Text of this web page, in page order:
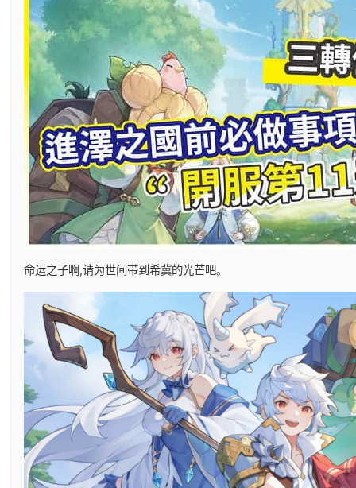
命运之子啊,请为世间带到希冀的光芒吧。